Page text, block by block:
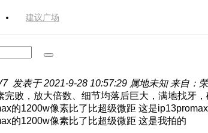
建议广场
发表于 2021-9-28 10:57:29 属地未知 来自：
完败，放大倍数、细节均落后巨大，满地找牙
这是
这是我拍的